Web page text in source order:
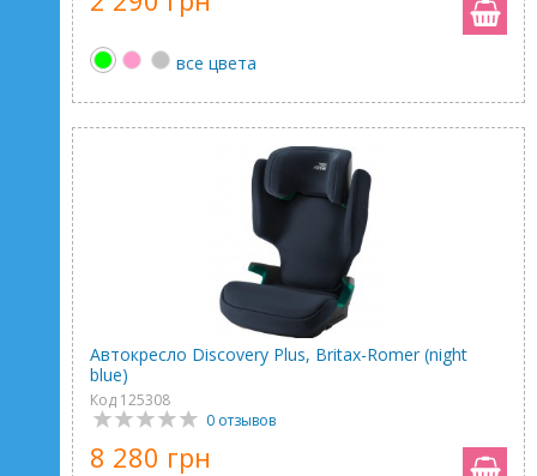
все цвета
Автокресло Discovery Plus, Britax-Romer (night
blue)
Код 125308
0 отзывов
8 280 грн